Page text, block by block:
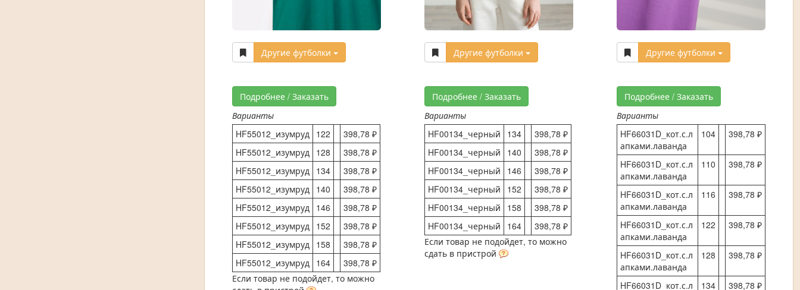
Другие футболки
Подробнее / Заказать
Варианты
HF55012_изумруд 122
398,78 ₽
HF55012_изумруд 128
398,78 ₽
HF55012_изумруд 134
398,78 ₽
HF55012_изумруд 140
398,78 ₽
HF55012_изумруд 146
398,78 ₽
HF55012_изумруд 152
398,78 ₽
HF55012_изумруд 158
398,78 ₽
HF55012_изумруд 164
398,78 ₽
Если товар не подойдет, то можно
Другие футболки
Подробнее / Заказать
Варианты
HF00134_черный
134
398,78 ₽
HF00134_черный
140
398,78 ₽
HF00134_черный
146
398,78 ₽
HF00134_черный
152
398,78 ₽
HF00134_черный
158
398,78 ₽
HF00134_черный
164
398,78 ₽
Если товар не подойдет, то можно
сдать в пристрой
Другие футболки
Подробнее / Заказать
Варианты
HF66031D_кот.с.л
апками.лаванда
104 398,78 ₽
HF66031D_кот.с.л
апками.лаванда
110 398,78 ₽
HF66031D_кот.с.л
апками.лаванда
116 398,78 ₽
HF66031D_кот.с.л
апками.лаванда
122 398,78 ₽
HF66031D_кот.с.л
апками.лаванда
128 398,78 ₽
HF66031D_кот.с.л
134 398,78 ₽